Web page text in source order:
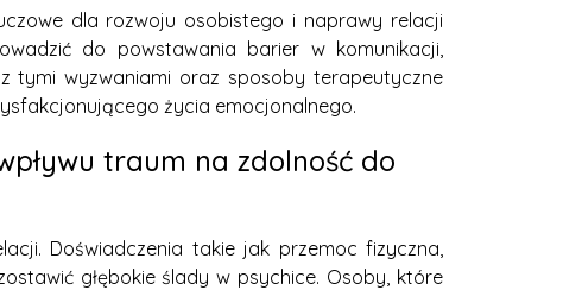
dla rozwoju osobistego i naprawy relacji
do powstawania barier w komunikacji,
tymi wyzwaniami oraz sposoby terapeutyczne
życia emocjonalnego.
traum na zdolność do
Doświadczenia takie jak przemoc fizyczna,
głębokie ślady w psychice. Osoby, które